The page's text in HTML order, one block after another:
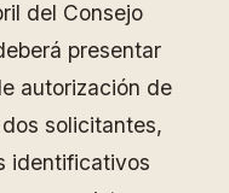
del Consejo
presentar
autorización de
solicitantes,
identificativos